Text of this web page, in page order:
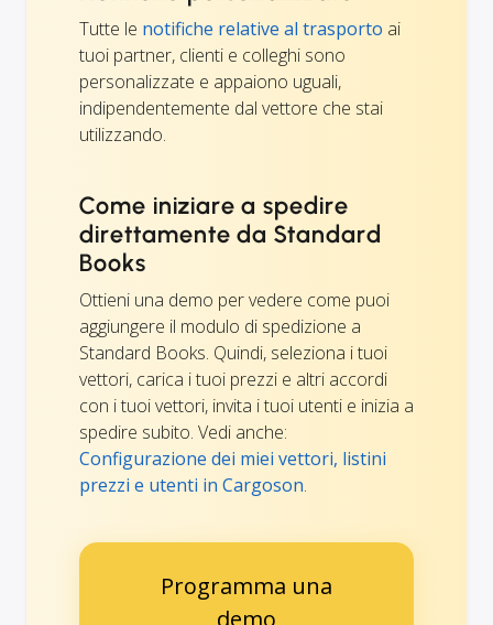
Tutte le notifiche relative al trasporto ai
tuoi partner, clienti e colleghi sono
personalizzate e appaiono uguali,
indipendentemente dal vettore che stai
utilizzando.
Come iniziare a spedire
direttamente da Standard
Books
Ottieni una demo per vedere come puoi
aggiungere il modulo di spedizione a
Standard Books. Quindi, seleziona i tuoi
vettori, carica i tuoi prezzi e altri accordi
con i tuoi vettori, invita i tuoi utenti e inizia a
spedire subito. Vedi anche:
Configurazione dei miei vettori, listini
prezzi e utenti in Cargoson.
Programma una
demo